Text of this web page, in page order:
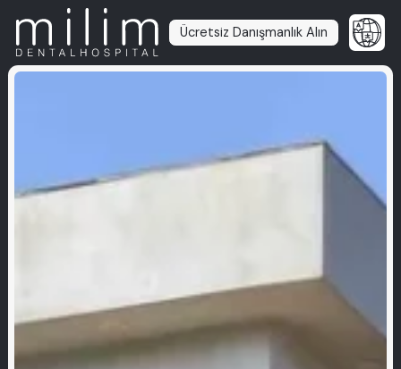
Ücretsiz Danışmanlık Alın